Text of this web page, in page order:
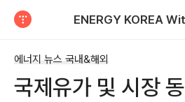
에너지 뉴스 국내&해외
국제유가 및 시장 동